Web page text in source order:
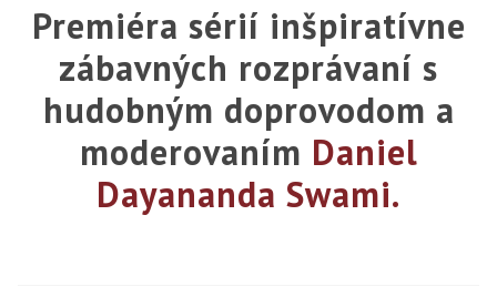
Premiéra sérií inšpiratívne
zábavných rozprávaní s
hudobným doprovodom a
moderovaním Daniel
Dayananda Swami.